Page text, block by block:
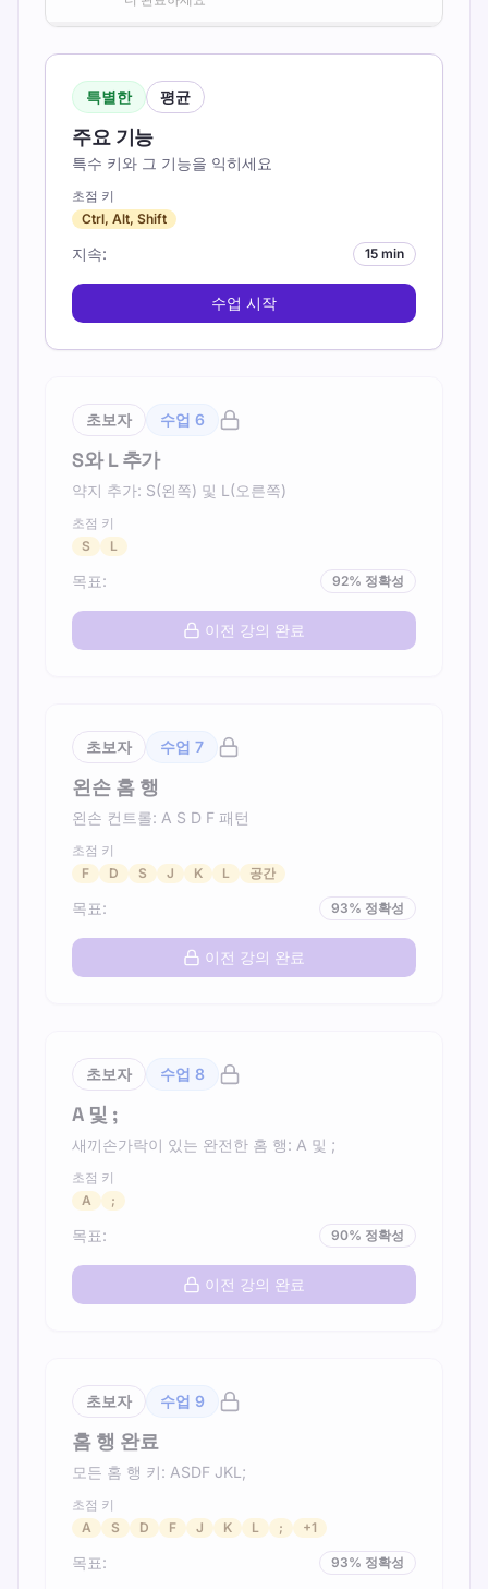
특별한 평균
주요 기능
특수 키와 그 기능을 익히세요
초점 키
Ctrl, Alt, Shift
지속: 15 min
수업 시작
초보자 수업 6
S와 L 추가
약지 추가: S(왼쪽) 및 L(오른쪽)
초점 키
S
L
목표: 92% 정확성
이전 강의 완료
초보자 수업 7
왼손 홈 행
왼손 컨트롤: A S D F 패턴
초점 키
F
D S J K L 공간
목표: 93% 정확성
이전 강의 완료
초보자 수업 8
A 및 ;
새끼손가락이 있는 완전한 홈 행: A 및 ;
초점 키
A
;
목표: 90% 정확성
이전 강의 완료
초보자 수업 9
홈 행 완료
모든 홈 행 키: ASDF JKL;
초점 키
A
S D F J K L ; +1
목표: 93% 정확성